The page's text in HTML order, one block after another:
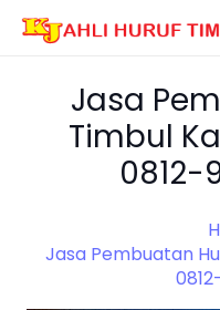
Jasa
Timbul
0812-
Jasa Pembuatan